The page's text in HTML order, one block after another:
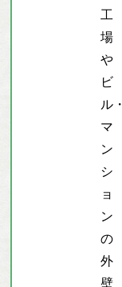
工
場
や
ビ
ル・
マ
ン
シ
ョ
ン
の
外
壁